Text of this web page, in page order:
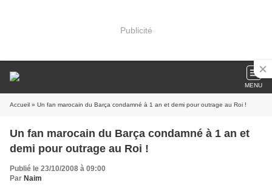
Publicité
MENU
Accueil » Un fan marocain du Barça condamné à 1 an et demi pour outrage au Roi !
Un fan marocain du Barça condamné à 1 an et
demi pour outrage au Roi !
Publié le 23/10/2008 à 09:00
Par Naim